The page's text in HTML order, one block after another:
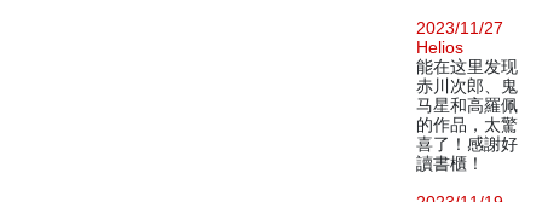
2023/11/27
Helios
能在这里发现
赤川次郎、鬼
马星和高羅佩
的作品，太驚
喜了！感謝好
讀書櫃！